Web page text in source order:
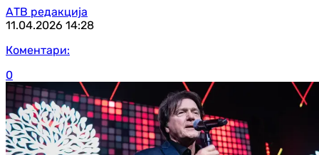
АТВ редакција
11.04.2026 14:28
Коментари:
0